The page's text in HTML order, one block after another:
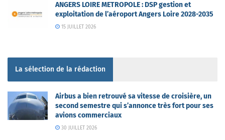
ANGERS LOIRE METROPOLE : DSP gestion et
exploitation de l’aéroport Angers Loire 2028-2035
15 JUILLET 2026
La sélection de la rédaction
Airbus a bien retrouvé sa vitesse de croisière, un
second semestre qui s’annonce très fort pour ses
avions commerciaux
30 JUILLET 2026